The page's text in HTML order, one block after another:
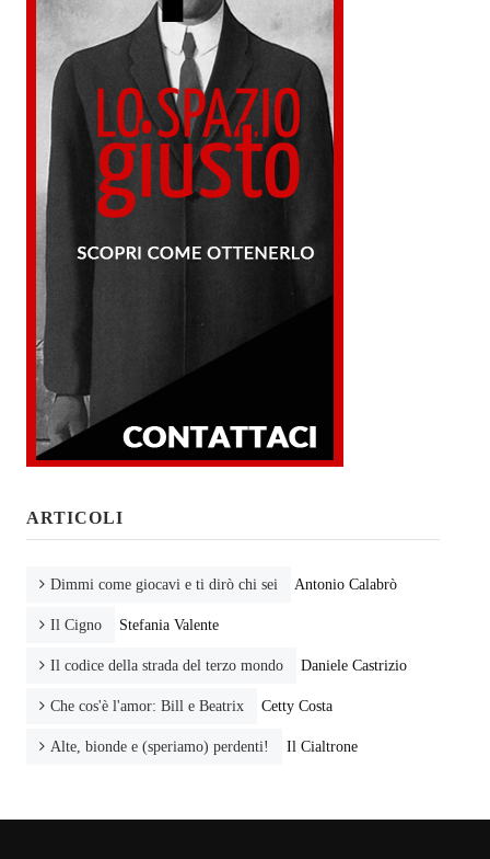
ARTICOLI
Dimmi come giocavi e ti dirò chi sei Antonio Calabrò
Il Cigno Stefania Valente
Il codice della strada del terzo mondo Daniele Castrizio
Che cos'è l'amor: Bill e Beatrix Cetty Costa
Alte, bionde e (speriamo) perdenti! Il Cialtrone